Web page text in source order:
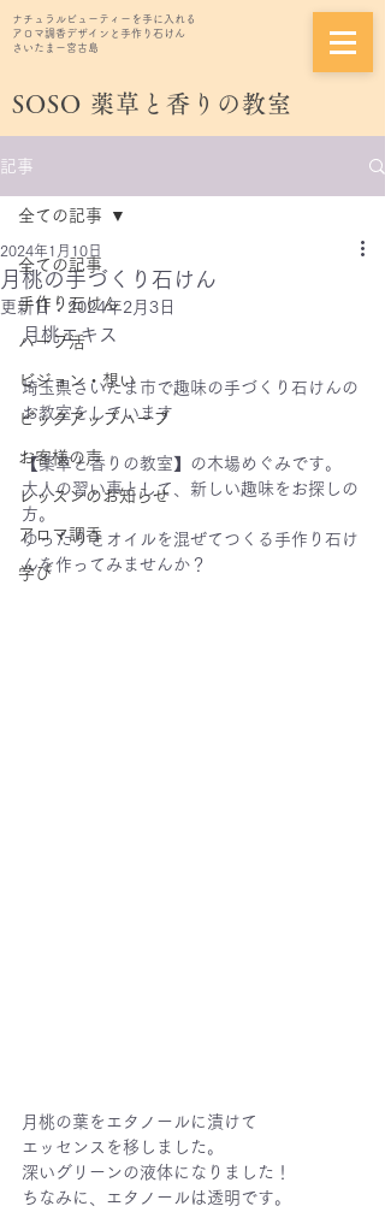
SOSO 薬草と香りの教室
ナチュラルビューティーを手に入れる
アロマ調香デザインと手作り石けん
さいたまー宮古島
記事
全ての記事
手作り石けん
ハーブ活
ビジョン・想い
ピックアップハーブ
お客様の声
レッスンのお知らせ
アロマ調香
学び
全ての記事
月桃の手づくり石けん
2024年1月10日
更新日： 2024年2月3日
月桃エキス
埼玉県さいたま市で趣味の手づくり石けんの
お教室をしています
【薬草と香りの教室】の木場めぐみです。
大人の習い事として、新しい趣味をお探しの
方。
ゆったりとオイルを混ぜてつくる手作り石け
んを作ってみませんか？
月桃の葉をエタノールに漬けて
エッセンスを移しました。
深いグリーンの液体になりました！
ちなみに、エタノールは透明です。